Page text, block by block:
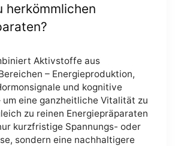
herkömmlichen
Aktivstoffe aus
– Energieproduktion,
und kognitive
um eine ganzheitliche Vitalität zu
zu reinen Energiepräparaten
kurzfristige Spannungs- oder
sondern eine nachhaltigere